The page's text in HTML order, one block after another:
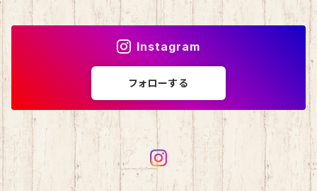
シェヘラザード
カシミヤ
カシミヤグレイス
マジックダイアモンド
isager （イサガー）
シルクモヘア
野呂英作
Instagram
フォローする